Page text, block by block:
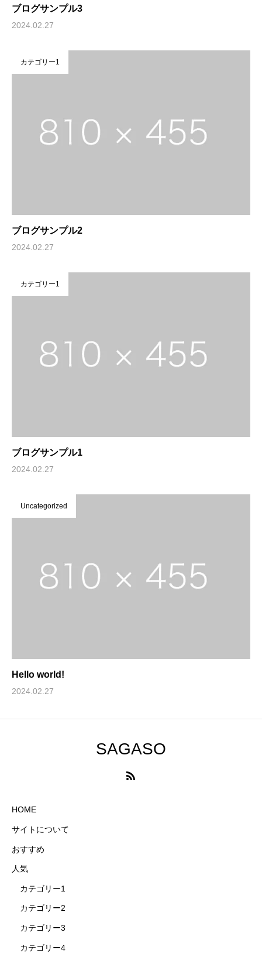
ブログサンプル3
2024.02.27
ブログサンプル2
2024.02.27
カテゴリー1
ブログサンプル1
2024.02.27
カテゴリー1
Hello world!
2024.02.27
Uncategorized
SAGASO
HOME
サイトについて
おすすめ
人気
カテゴリー1
カテゴリー2
カテゴリー3
カテゴリー4